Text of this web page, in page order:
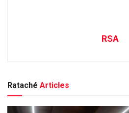
RSA
Rataché Articles